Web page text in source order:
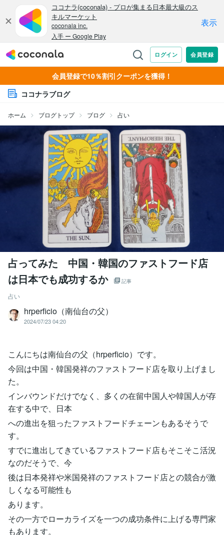
会員登録で10％割引クーポンを獲得！
ココナラブログ
ホーム ブログトップ ブログ 占い
占ってみた 中国・韓国のファストフード店
は日本でも成功するか
記事
占い
hrperficio（南仙台の父）
2024/07/23 04:20
こんにちは南仙台の父（hrperficio）です。
今回は中国・韓国発祥のファストフード店を取り上げまし
た。
インバウンドだけでなく、多くの在留中国人や韓国人が存
在する中で、日本
への進出を狙ったファストフードチェーンもあるそうで
す。
すでに進出してきているファストフード店もそこそこ活況
なのだそうで、今
後は日本発祥や米国発祥のファストフード店との競合が激
しくなる可能性も
あります。
その一方でローカライズを一つの成功条件に上げる専門家
もあります。